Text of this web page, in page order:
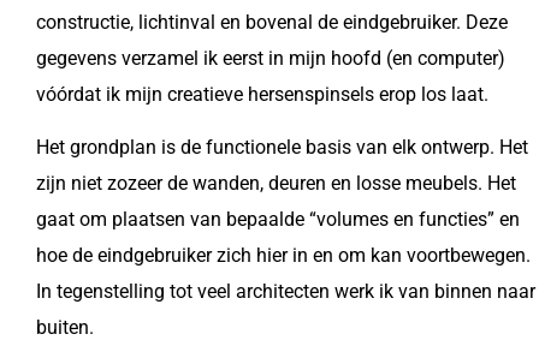
constructie, lichtinval en bovenal de eindgebruiker. Deze
gegevens verzamel ik eerst in mijn hoofd (en computer)
vóórdat ik mijn creatieve hersenspinsels erop los laat.
Het grondplan is de functionele basis van elk ontwerp. Het
zijn niet zozeer de wanden, deuren en losse meubels. Het
gaat om plaatsen van bepaalde “volumes en functies” en
hoe de eindgebruiker zich hier in en om kan voortbewegen.
In tegenstelling tot veel architecten werk ik van binnen naar
buiten.